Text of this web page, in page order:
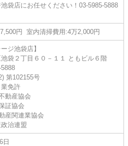
袋店にお任せください！03-5985-5888
円 室内清掃費用:4万2,000円
ジ池袋店】
袋２丁目６０－１１ ともビル６階
第102155号
免許
動産協会
証協会
産関連業協会
治連盟
日